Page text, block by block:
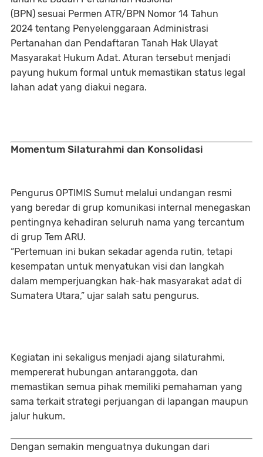
(BPN) sesuai Permen ATR/BPN Nomor 14 Tahun
2024 tentang Penyelenggaraan Administrasi
Pertanahan dan Pendaftaran Tanah Hak Ulayat
Masyarakat Hukum Adat. Aturan tersebut menjadi
payung hukum formal untuk memastikan status legal
lahan adat yang diakui negara.
Momentum Silaturahmi dan Konsolidasi
Pengurus OPTIMIS Sumut melalui undangan resmi
yang beredar di grup komunikasi internal menegaskan
pentingnya kehadiran seluruh nama yang tercantum
di grup Tem ARU.
“Pertemuan ini bukan sekadar agenda rutin, tetapi
kesempatan untuk menyatukan visi dan langkah
dalam memperjuangkan hak-hak masyarakat adat di
Sumatera Utara,” ujar salah satu pengurus.
Kegiatan ini sekaligus menjadi ajang silaturahmi,
mempererat hubungan antaranggota, dan
memastikan semua pihak memiliki pemahaman yang
sama terkait strategi perjuangan di lapangan maupun
jalur hukum.
Dengan semakin menguatnya dukungan dari